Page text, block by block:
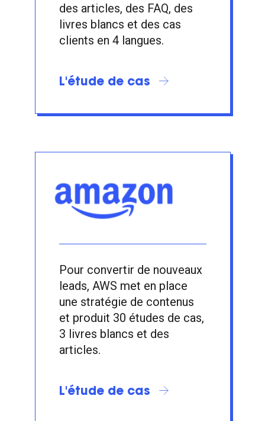
des articles, des FAQ, des
livres blancs et des cas
clients en 4 langues.
L'étude de cas
Pour convertir de nouveaux
leads, AWS met en place
une stratégie de contenus
et produit 30 études de cas,
3 livres blancs et des
articles.
L'étude de cas